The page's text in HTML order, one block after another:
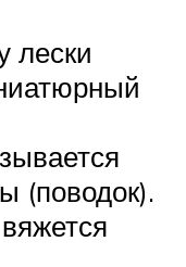
лески
(поводок).